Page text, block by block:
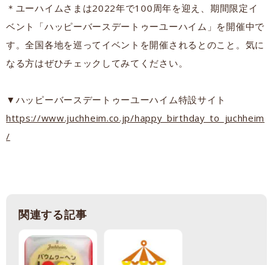
＊ユーハイムさまは2022年で100周年を迎え、期間限定イ
ベント「ハッピーバースデートゥーユーハイム」を開催中で
す。全国各地を巡ってイベントを開催されるとのこと。気に
なる方はぜひチェックしてみてください。
▼ハッピーバースデートゥーユーハイム特設サイト
https://www.juchheim.co.jp/happy_birthday_to_juchheim
/
関連する記事